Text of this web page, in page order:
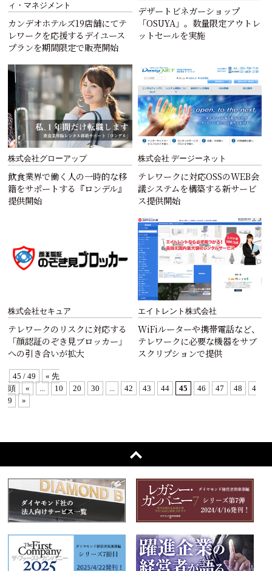
ィ・マネジメント
カンデオホテルズ19店舗にてテ
レワークを応援するデイユース
プランを期間限定で販売開始
デザートビネガーショップ
「OSUYA」。数量限定アウトレ
ットセールを実施
株式会社グローアップ
飲食業界で働く人の一時的な移
籍をサポートする『ロンデル』
提供開始
株式会社 デージーネット
テレワークに対応OSSのWEB会
議システムを構築する新サービ
ス提供開始
株式会社セキュア
テレワークのリスクに対応する
「顔認証のぞき見ブロッカー」
への引き合いが拡大
エイトレント株式会社
WiFiルーターや携帯電話など、
テレワークに必要な機器をサブ
スクリプションで提供
45 / 49
« 先
頭
« 10 20 30 42 43 44 45 46 47 48
4
9
»